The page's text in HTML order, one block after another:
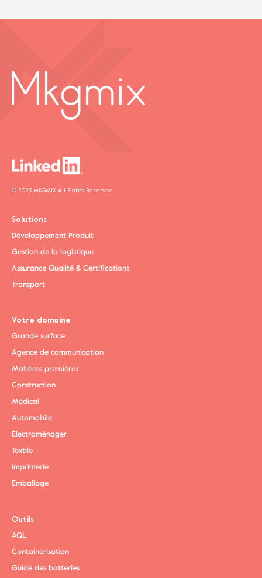
© 2023 MKGMIX All Rights Reserved.
Solutions
Développement Produit
Gestion de la logistique
Assurance Qualité & Certifications
Transport
Votre domaine
Grande surface
Agence de communication
Matières premières
Construction
Médical
Automobile
Électroménager
Textile
Imprimerie
Emballage
Outils
AQL
Containerisation
Guide des batteries